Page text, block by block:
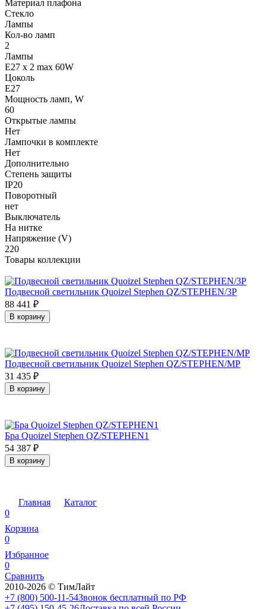
Материал плафона
Стекло
Лампы
Кол-во ламп
2
Лампы
E27 x 2 max 60W
Цоколь
E27
Мощность ламп, W
60
Открытые лампы
Нет
Лампочки в комплекте
Нет
Дополнительно
Степень защиты
IP20
Поворотный
нет
Выключатель
На нитке
Напряжение (V)
220
Товары коллекции
Подвесной светильник Quoizel Stephen QZ/STEPHEN/3P
88 441 ₽
В корзину
Подвесной светильник Quoizel Stephen QZ/STEPHEN/MP
31 435 ₽
В корзину
Бра Quoizel Stephen QZ/STEPHEN1
54 387 ₽
В корзину
Главная
Каталог
0
Корзина
0
Избранное
0
Сравнить
2010-2026 © ТимЛайт
+7 (800) 500-11-54Звонок бесплатный по РФ